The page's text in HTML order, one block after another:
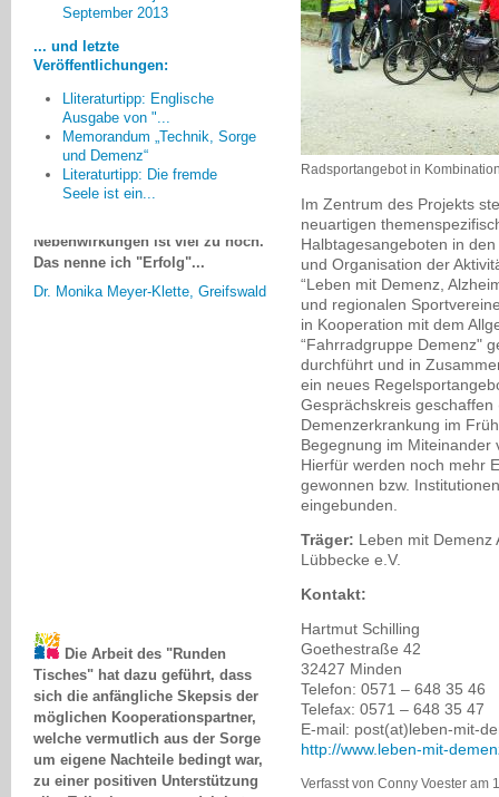
Radsportangebot in
Im Zentrum des Projekts
neuartigen
Halbtagesangeboten in
und Organisation der
“Leben mit Demenz,
und regionalen
in Kooperation mit dem
“Fahrradgruppe Demenz"
durchführt und in
ein neues
Gesprächskreis geschaffen
Demenzerkrankung im
Begegnung im
Hierfür werden noch mehr
gewonnen bzw.
eingebunden.
Träger: Leben mit Demenz
Lübbecke e.V.
Kontakt:
Hartmut Schilling
Goethestraße 42
32427 Minden
Telefon: 0571 – 648 35 46
Telefax: 0571 – 648 35 47
E-mail: post(at)leben-mit-
http://www.leben-mit-
Verfasst von Conny Voester am
September 2013
... und letzte
Veröffentlichungen:
Lliteraturtipp: Englische
Ausgabe von "...
Memorandum „Technik, Sorge
und Demenz“
Literaturtipp: Die fremde
Seele ist ein...
Alzheimergesellschaft fragte ein
Mediziner einer großen Klinik,
warum denn ein
bestimmtes Medikament
verabreicht werde, wenn es doch
gar nicht wirke. Darauf
der Facharzt: Wenn es nach ihm
ginge, würde er gar keine
Das nenne ich "Erfolg"...
Dr. Monika Meyer-Klette, Greifswald
Tisches" hat dazu geführt, dass
sich die anfängliche Skepsis der
möglichen Kooperationspartner,
welche vermutlich aus der Sorge
um eigene Nachteile bedingt war,
zu einer positiven Unterstützung
aller Teilnehmer gewandelt hat.